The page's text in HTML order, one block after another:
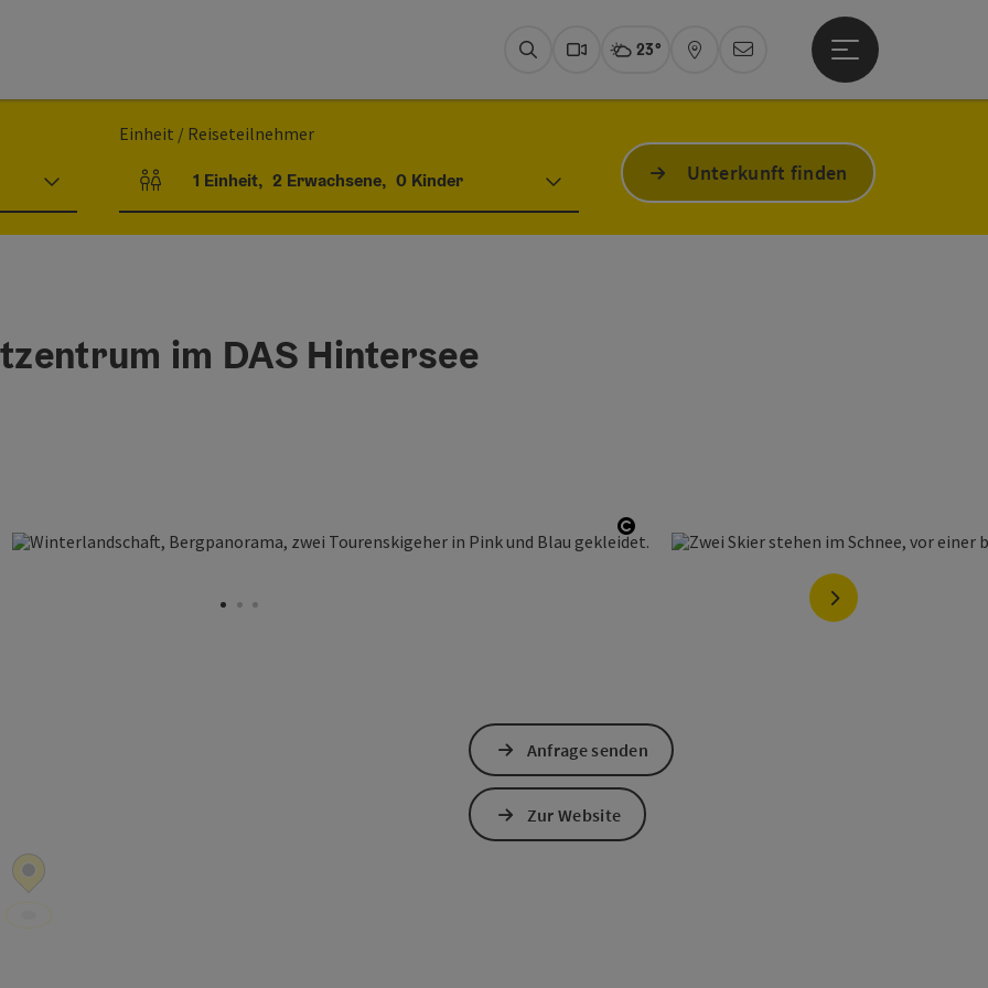
SuchenWebcamsAktuelles Wetter Fuschlseeregion,
23°
KarteNewsletter
Hauptmenü öffnen
Einheit / Reiseteilnehmer
Einheitenanzahl und Personenfelder
1 Einheit, 2 Erwachsene, 0 Kinder Unterkunft finden
im DAS Hintersee
öffnen Copyright öffnen
nächstes Element
Anfrage senden
Zur Website